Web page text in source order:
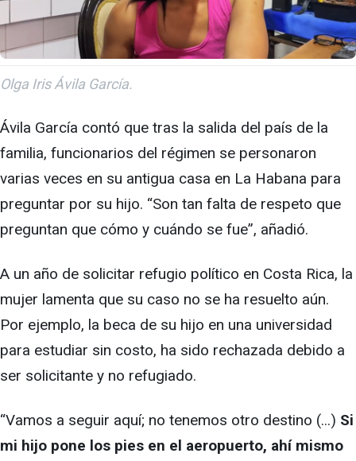
Olga Iris Ávila García.
Ávila García contó que tras la salida del país de la
familia, funcionarios del régimen se personaron
varias veces en su antigua casa en La Habana para
preguntar por su hijo. “Son tan falta de respeto que
preguntan que cómo y cuándo se fue”, añadió.
A un año de solicitar refugio político en Costa Rica, la
mujer lamenta que su caso no se ha resuelto aún.
Por ejemplo, la beca de su hijo en una universidad
para estudiar sin costo, ha sido rechazada debido a
ser solicitante y no refugiado.
“Vamos a seguir aquí; no tenemos otro destino (...) Si
mi hijo pone los pies en el aeropuerto, ahí mismo